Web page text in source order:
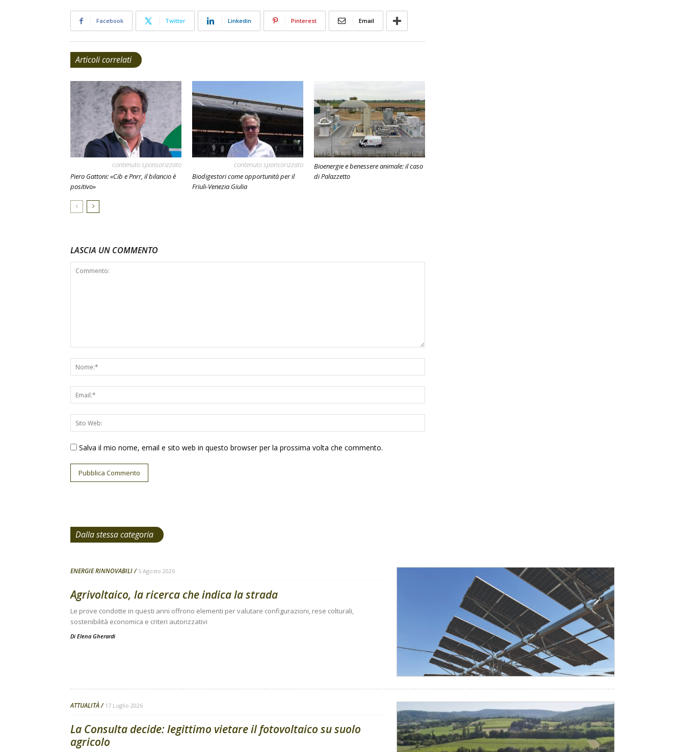
Facebook Twitter Linkedin Pinterest Email
Articoli correlati
contenuto sponsorizzato
Piero Gattoni: «Cib e Pnrr, il bilancio è
positivo»
contenuto sponsorizzato
Biodigestori come opportunità per il
Friuli-Venezia Giulia
Bioenergie e benessere animale: il caso
di Palazzetto
LASCIA UN COMMENTO
Salva il mio nome, email e sito web in questo browser per la prossima volta che commento.
Dalla stessa categoria
ENERGIE RINNOVABILI 5 Agosto 2026
Agrivoltaico, la ricerca che indica la strada
Le prove condotte in questi anni offrono elementi per valutare configurazioni, rese colturali,
sostenibilità economica e criteri autorizzativi
Di Elena Gherardi
ATTUALITÀ 17 Luglio 2026
La Consulta decide: legittimo vietare il fotovoltaico su suolo
agricolo